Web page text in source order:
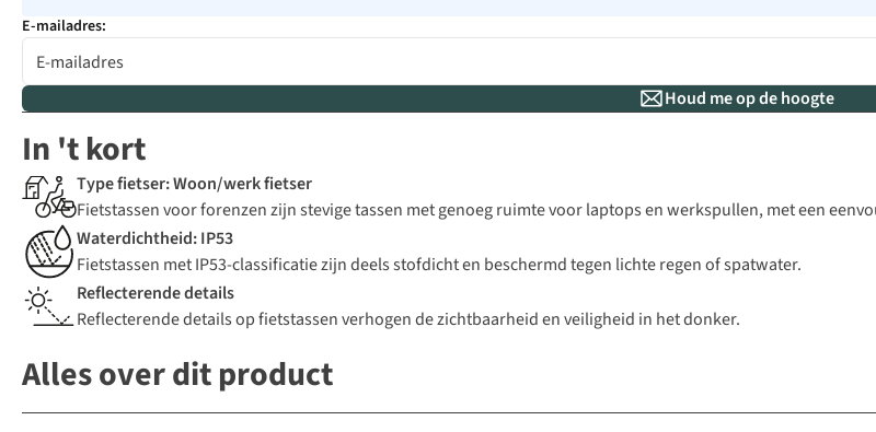
E-mailadres:
Houd me op de hoogte
In 't kort
Type fietser: Woon/werk fietser
Fietstassen voor forenzen zijn stevige tassen met genoeg ruimte voor laptops en werkspullen, met een
Waterdichtheid: IP53
Fietstassen met IP53-classificatie zijn deels stofdicht en beschermd tegen lichte regen of spatwater.
Reflecterende details
Reflecterende details op fietstassen verhogen de zichtbaarheid en veiligheid in het donker.
Alles over dit product